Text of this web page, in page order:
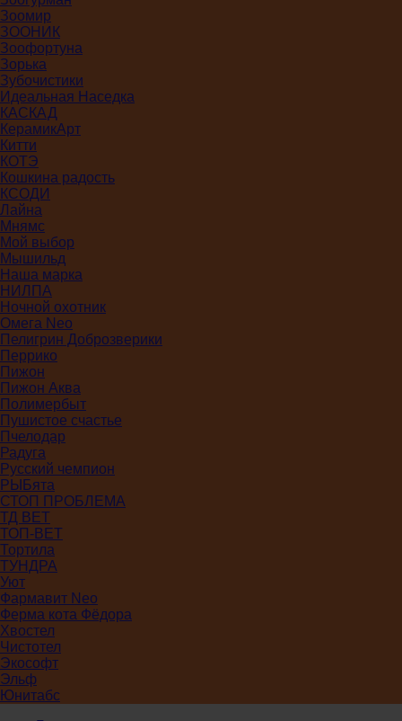
Зоомир
ЗООНИК
Зоофортуна
Зорька
Зубочистики
Идеальная Наседка
КАСКАД
КерамикАрт
Китти
КОТЭ
Кошкина радость
КСОДИ
Лайна
Мнямс
Мой выбор
Мышильд
Наша марка
НИЛПА
Ночной охотник
Омега Neo
Пелигрин Доброзверики
Перрико
Пижон
Пижон Аква
Полимербыт
Пушистое счастье
Пчелодар
Радуга
Русский чемпион
РЫБята
СТОП ПРОБЛЕМА
ТД ВЕТ
ТОП-ВЕТ
Тортила
ТУНДРА
Уют
Фармавит Neo
Ферма кота Фёдора
Хвостел
Чистотел
Экософт
Эльф
Юнитабс